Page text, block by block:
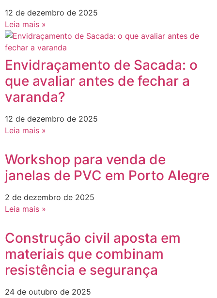
12 de dezembro de 2025
Leia mais »
Envidraçamento de Sacada: o
que avaliar antes de fechar a
varanda?
12 de dezembro de 2025
Leia mais »
Workshop para venda de
janelas de PVC em Porto Alegre
2 de dezembro de 2025
Leia mais »
Construção civil aposta em
materiais que combinam
resistência e segurança
24 de outubro de 2025